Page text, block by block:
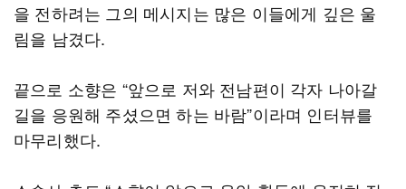
을 전하려는 그의 메시지는 많은 이들에게 깊은 울
림을 남겼다.
끝으로 소향은 “앞으로 저와 전남편이 각자 나아갈
길을 응원해 주셨으면 하는 바람”이라며 인터뷰를
마무리했다.